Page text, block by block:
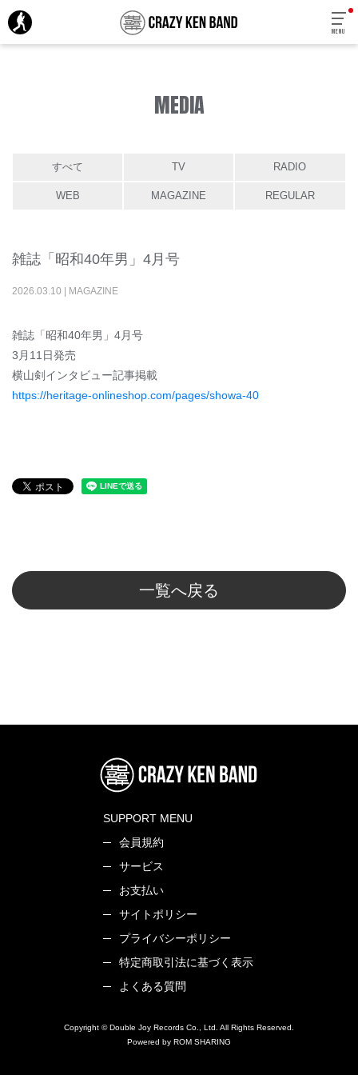
MENU
MEDIA
すべて TV RADIO
WEB MAGAZINE REGULAR
雑誌「昭和40年男」4月号
2026.03.10 MAGAZINE
雑誌「昭和40年男」4月号
3月11日発売
横山剣インタビュー記事掲載
https://heritage-onlineshop.com/pages/showa-40
一覧へ戻る
SUPPORT MENU
会員規約
サービス
お支払い
サイトポリシー
プライバシーポリシー
特定商取引法に基づく表示
よくある質問
Copyright © Double Joy Records Co., Ltd. All Rights Reserved.
Powered by ROM SHARING